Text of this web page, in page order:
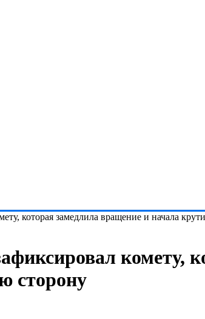
которая замедлила вращение и начала
комету,
сторону